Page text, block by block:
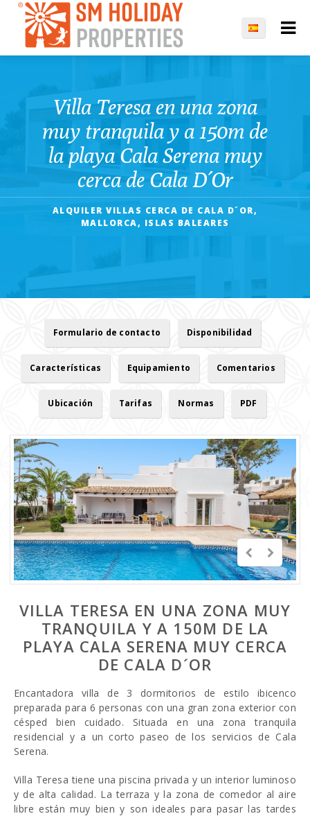
Villa Teresa en una zona
muy tranquila y a 150m de
la playa Cala Serena muy
cerca de Cala D´Or
ALQUILER VILLAS CERCA DE CALA D´OR,
MALLORCA, ISLAS BALEARES
Formulario de contacto Disponibilidad
Características Equipamiento Comentarios
Ubicación Tarifas Normas PDF
VILLA TERESA EN UNA ZONA MUY
TRANQUILA Y A 150M DE LA
PLAYA CALA SERENA MUY CERCA
DE CALA D´OR
Encantadora villa de 3 dormitorios de estilo ibicenco
preparada para 6 personas con una gran zona exterior con
césped bien cuidado. Situada en una zona tranquila
residencial y a un corto paseo de los servicios de Cala
Serena.
Villa Teresa tiene una piscina privada y un interior luminoso
y de alta calidad. La terraza y la zona de comedor al aire
libre están muy bien y son ideales para pasar las tardes